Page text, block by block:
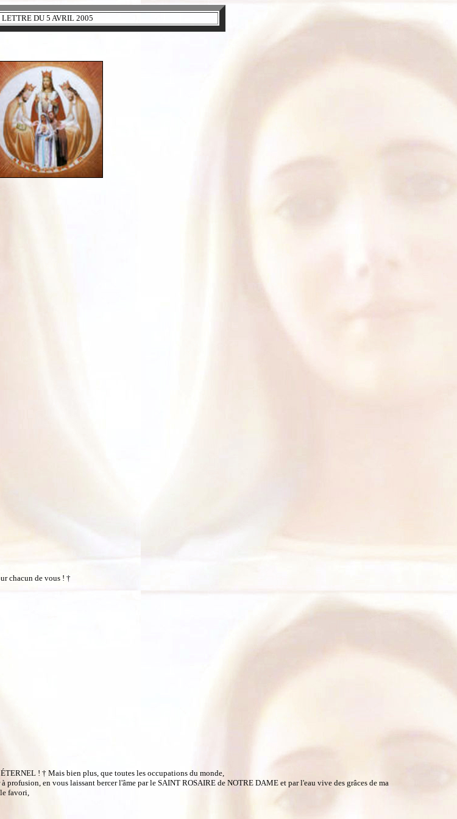
LETTRE DU 5 AVRIL 2005
chacun de vous ! †
! † Mais bien plus, que toutes les occupations du monde,
profusion, en vous laissant bercer l'âme par le SAINT ROSAIRE de NOTRE DAME et par l'eau vive des grâces de ma
favori,